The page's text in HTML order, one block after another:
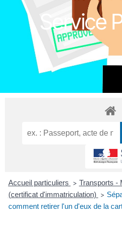
Service
Accueil particuliers > Transports -
(certificat d'immatriculation)
>
comment retirer l'un d'eux de la